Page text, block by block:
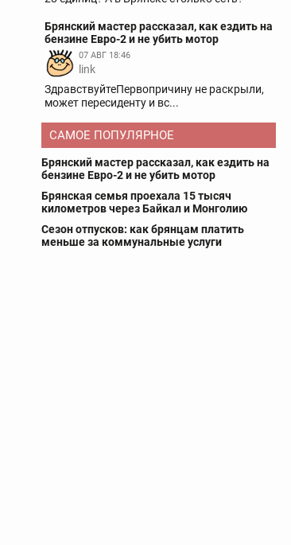
Брянский мастер рассказал, как ездить на
бензине Евро-2 и не убить мотор
07 АВГ 18:46
link
ЗдравствуйтеПервопричину не раскрыли,
может пересиденту и вс...
САМОЕ ПОПУЛЯРНОЕ
Брянский мастер рассказал, как ездить на
бензине Евро-2 и не убить мотор
Брянская семья проехала 15 тысяч
километров через Байкал и Монголию
Сезон отпусков: как брянцам платить
меньше за коммунальные услуги